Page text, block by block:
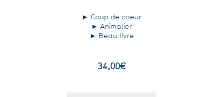
► Coup de coeur
► Animalier
► Beau livre
34,00€